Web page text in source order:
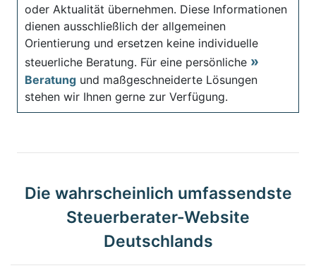
oder Aktualität übernehmen. Diese Informationen
dienen ausschließlich der allgemeinen
Orientierung und ersetzen keine individuelle
steuerliche Beratung. Für eine persönliche
Beratung und maßgeschneiderte Lösungen
stehen wir Ihnen gerne zur Verfügung.
Die wahrscheinlich umfassendste
Steuerberater-Website
Deutschlands